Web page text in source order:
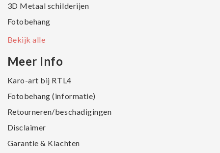
3D Metaal schilderijen
Fotobehang
Bekijk alle
Meer Info
Karo-art bij RTL4
Fotobehang (informatie)
Retourneren/beschadigingen
Disclaimer
Garantie & Klachten